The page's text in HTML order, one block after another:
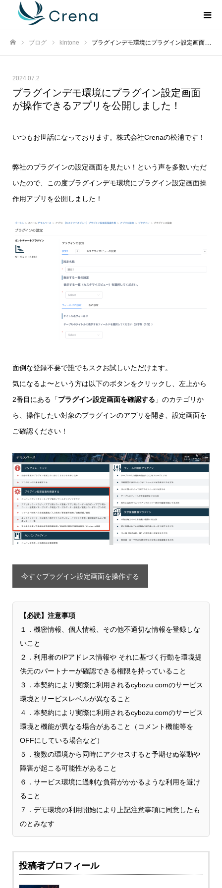
ブログ kintone プラグインデモ環境にプラグイン設定画面が操作できるアプリを公開しました！
2024.07.2
プラグインデモ環境にプラグイン設定画面
が操作できるアプリを公開しました！
いつもお世話になっております。株式会社Crenaの松浦です！
弊社のプラグインの設定画面を見たい！という声を多数いただ
いたので、この度プラグインデモ環境にプラグイン設定画面操
作用アプリを公開しました！
面倒な登録不要で誰でもスクお試しいただけます。
気になるよ〜という方は以下のボタンをクリックし、左上から
2番目にある「プラグイン設定画面を確認する 」のカテゴリか
ら、操作したい対象のプラグインのアプリを開き、設定画面を
ご確認ください！
今すぐプラグイン設定画面を操作する
【必読】注意事項
１．機密情報、個人情報、その他不適切な情報を登録しな
いこと
２．利用者のIPアドレス情報や それに基づく行動を環境提
供元のパートナーが確認できる権限を持っていること
３．本契約により実際に利用されるcybozu.comのサービス
環境とサービスレベルが異なること
４．本契約により実際に利用されるcybozu.comのサービス
環境と機能が異なる場合があること（コメント機能等を
OFFにしている場合など）
５．複数の環境から同時にアクセスすると予期せぬ挙動や
障害が起こる可能性があること
６．サービス環境に過剰な負荷がかかるような利用を避け
ること
７．デモ環境の利用開始により上記注意事項に同意したも
のとみなす
投稿者プロフィール